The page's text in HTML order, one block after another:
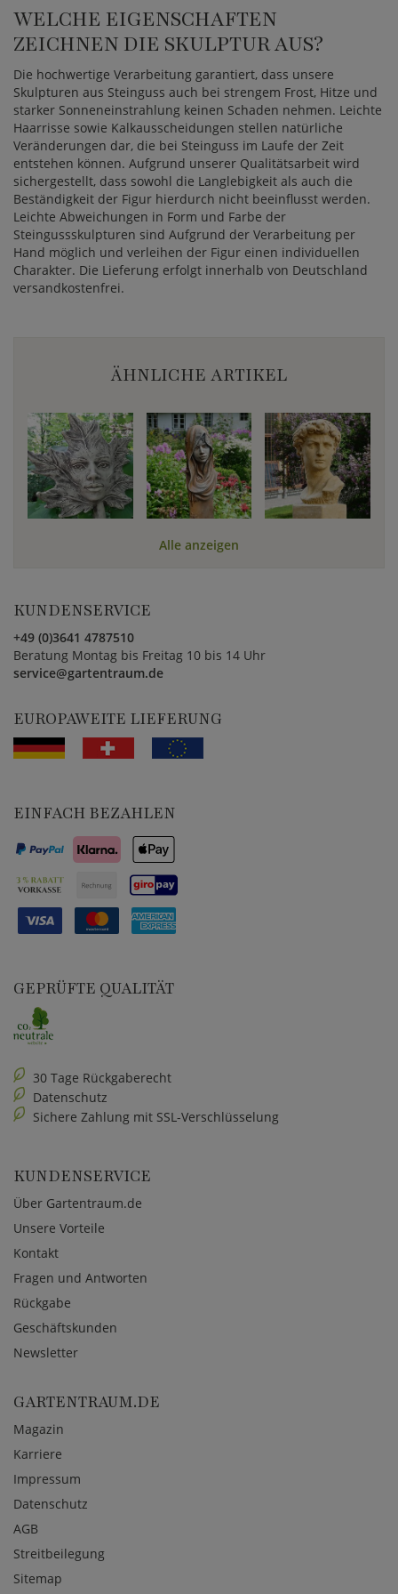
WELCHE EIGENSCHAFTEN
ZEICHNEN DIE SKULPTUR AUS?
Die hochwertige Verarbeitung garantiert, dass unsere
Skulpturen aus Steinguss auch bei strengem Frost, Hitze und
starker Sonneneinstrahlung keinen Schaden nehmen. Leichte
Haarrisse sowie Kalkausscheidungen stellen natürliche
Veränderungen dar, die bei Steinguss im Laufe der Zeit
entstehen können. Aufgrund unserer Qualitätsarbeit wird
sichergestellt, dass sowohl die Langlebigkeit als auch die
Beständigkeit der Figur hierdurch nicht beeinflusst werden.
Leichte Abweichungen in Form und Farbe der
Steingussskulpturen sind Aufgrund der Verarbeitung per
Hand möglich und verleihen der Figur einen individuellen
Charakter. Die Lieferung erfolgt innerhalb von Deutschland
versandkostenfrei.
ÄHNLICHE ARTIKEL
Alle anzeigen
KUNDENSERVICE
+49 (0)3641 4787510
Beratung Montag bis Freitag 10 bis 14 Uhr
service@gartentraum.de
EUROPAWEITE LIEFERUNG
EINFACH BEZAHLEN
GEPRÜFTE QUALITÄT
30 Tage Rückgaberecht
Datenschutz
Sichere Zahlung mit SSL-Verschlüsselung
KUNDENSERVICE
Über Gartentraum.de
Unsere Vorteile
Kontakt
Fragen und Antworten
Rückgabe
Geschäftskunden
Newsletter
GARTENTRAUM.DE
Magazin
Karriere
Impressum
Datenschutz
AGB
Streitbeilegung
Sitemap